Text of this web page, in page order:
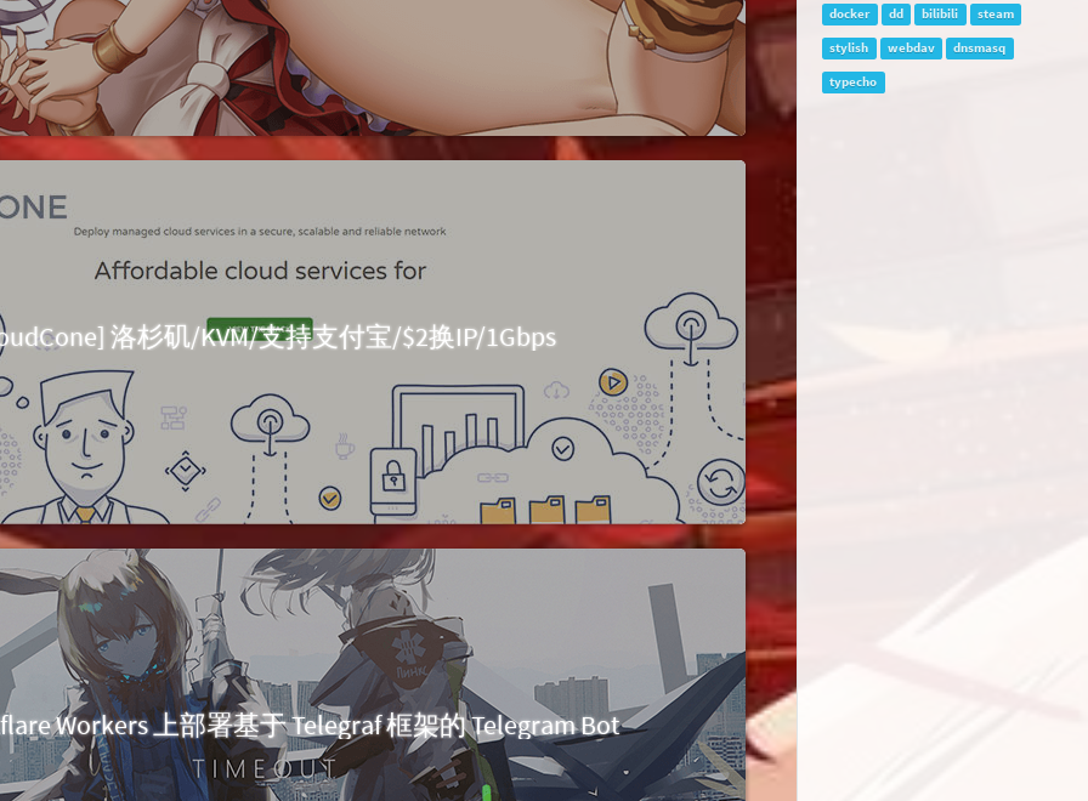
洛杉矶/KVM/支持支付宝/$2换IP/1Gbps
Workers 上部署基于 Telegraf 框架的 Telegram Bot
docker dd bilibili steam
stylish webdav dnsmasq
typecho